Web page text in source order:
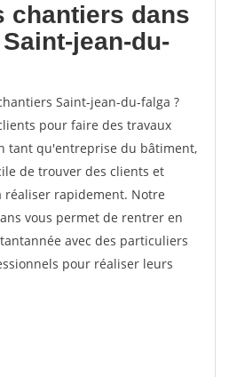
chantiers dans
jean-du-
Saint-jean-du-falga ?
pour faire des travaux
tant qu'entreprise du bâtiment,
de trouver des clients et
réaliser rapidement. Notre
vous permet de rentrer en
avec des particuliers
pour réaliser leurs